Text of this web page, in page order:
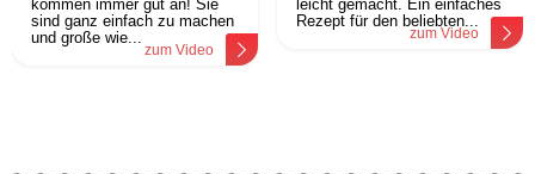
kommen immer gut an! Sie
sind ganz einfach zu machen
und große wie...
zum Video
leicht gemacht. Ein einfaches
Rezept für den beliebten...
zum Video